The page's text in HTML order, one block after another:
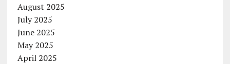
August 2025
July 2025
June 2025
May 2025
April 2025